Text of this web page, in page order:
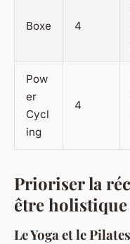
Boxe 4
Pow
er
Cycl
ing
4
Prioriser la
être holistique
Le Yoga et le